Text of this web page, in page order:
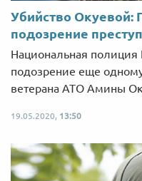
Убийство Окуевой:
подозрение
Национальная
подозрение еще
ветерана АТО Амины
19.05.2020, 13:50